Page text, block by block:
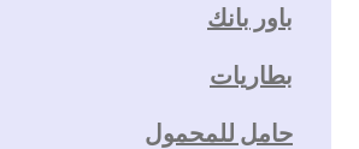
باور بانك
بطاريات
حامل للمحمول